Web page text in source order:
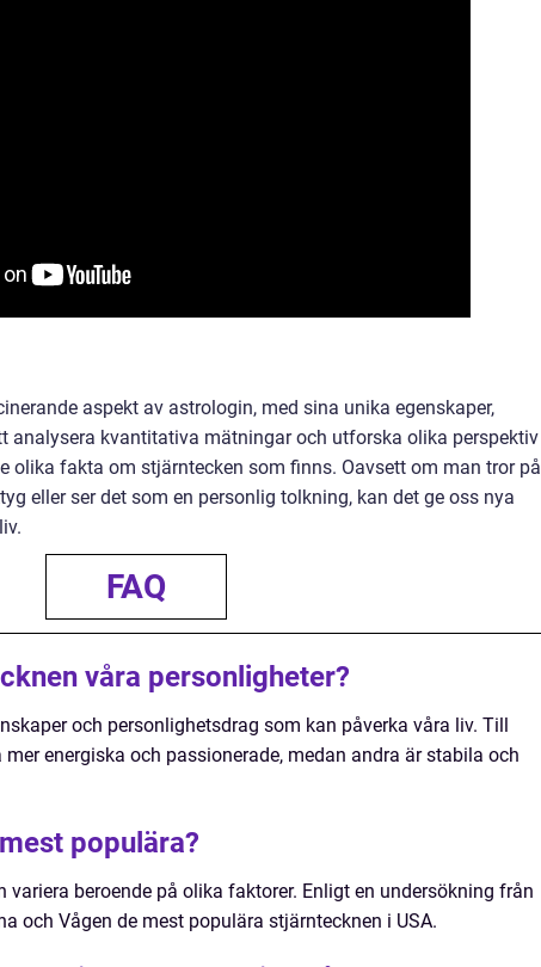
aspekt av astrologin, med sina unika egenskaper,
analysera kvantitativa mätningar och utforska olika perspektiv
olika fakta om stjärntecken som finns. Oavsett om man tror på
eller ser det som en personlig tolkning, kan det ge oss nya
FAQ
våra personligheter?
och personlighetsdrag som kan påverka våra liv. Till
energiska och passionerade, medan andra är stabila och
populära?
variera beroende på olika faktorer. Enligt en undersökning från
och Vågen de mest populära stjärntecknen i USA.